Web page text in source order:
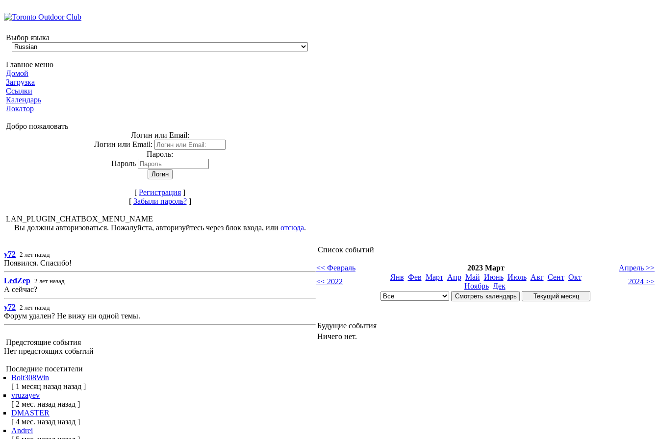
Выбор языка
Главное меню
Домой
Загрузка
Ссылки
Календарь
Локатор
Добро пожаловать
Логин или Email:
Логин или Email:
Пароль:
Пароль
[ Регистрация ]
[ Забыли пароль?]
LAN_PLUGIN_CHATBOX_MENU_NAME
Вы должны авторизоваться. Пожалуйста, авторизуйтесь через блок входа, или отсюда.
y72 2 лет назад
Появился. Спасибо!
LedZep 2 лет назад
А сейчас?
y72 2 лет назад
Форум удален? Не вижу ни одной темы.
Предстоящие события
Нет предстоящих событий
Последние посетители
Bolt308Win
[ 1 месяц назад назад ]
vruzayev
[ 2 мес. назад назад ]
DMASTER
[ 4 мес. назад назад ]
Andrei
Список событий
<< Февраль 2023 Март
Апрель >>
<< 2022
Янв Фев Март Апр Май Июнь Июль Авг Сент Окт
Ноябрь Дек
2024 >>
Будущие события
Ничего нет.